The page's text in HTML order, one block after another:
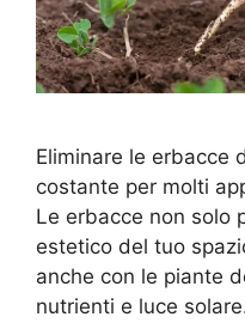
Eliminare le erbacce
costante per molti
Le erbacce non solo
estetico del tuo
anche con le piante
nutrienti e luce